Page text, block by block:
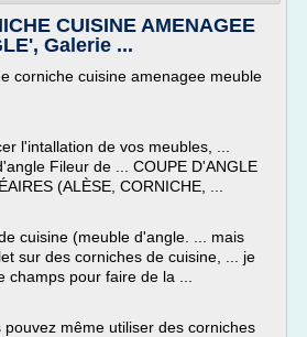
CUISINE AMENAGEE
Galerie ...
corniche cuisine amenagee meuble
l'intallation de vos meubles, ...
Fileur de ... COUPE D'ANGLE
(ALÈSE, CORNICHE, ...
cuisine (meuble d'angle. ... mais
sur des corniches de cuisine, ... je
pour faire de la ...
pouvez même utiliser des corniches